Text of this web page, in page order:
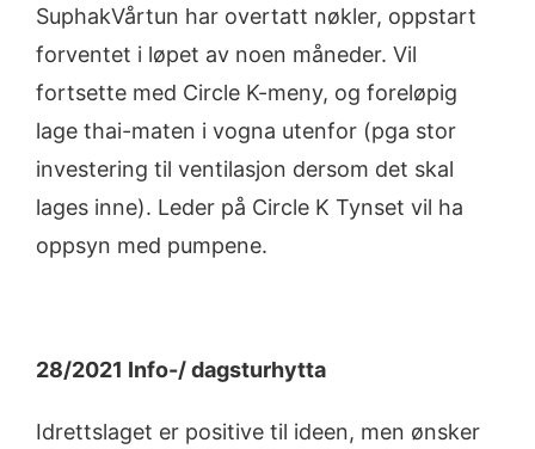
SuphakVårtun har overtatt nøkler, oppstart
forventet i løpet av noen måneder. Vil
fortsette med Circle K-meny, og foreløpig
lage thai-maten i vogna utenfor (pga stor
investering til ventilasjon dersom det skal
lages inne). Leder på Circle K Tynset vil ha
oppsyn med pumpene.
28/2021 Info-/ dagsturhytta
Idrettslaget er positive til ideen, men ønsker